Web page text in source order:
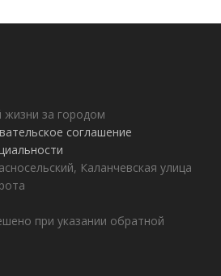
жизни за городом
соглашение
Каланчевская улица
при указании обратной